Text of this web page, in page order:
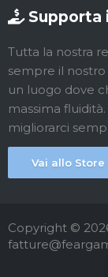
Supporta
Tutta la nostra
sempre il
un luogo dove
massima
migliorarci
Vai allo Store
Copyright ©